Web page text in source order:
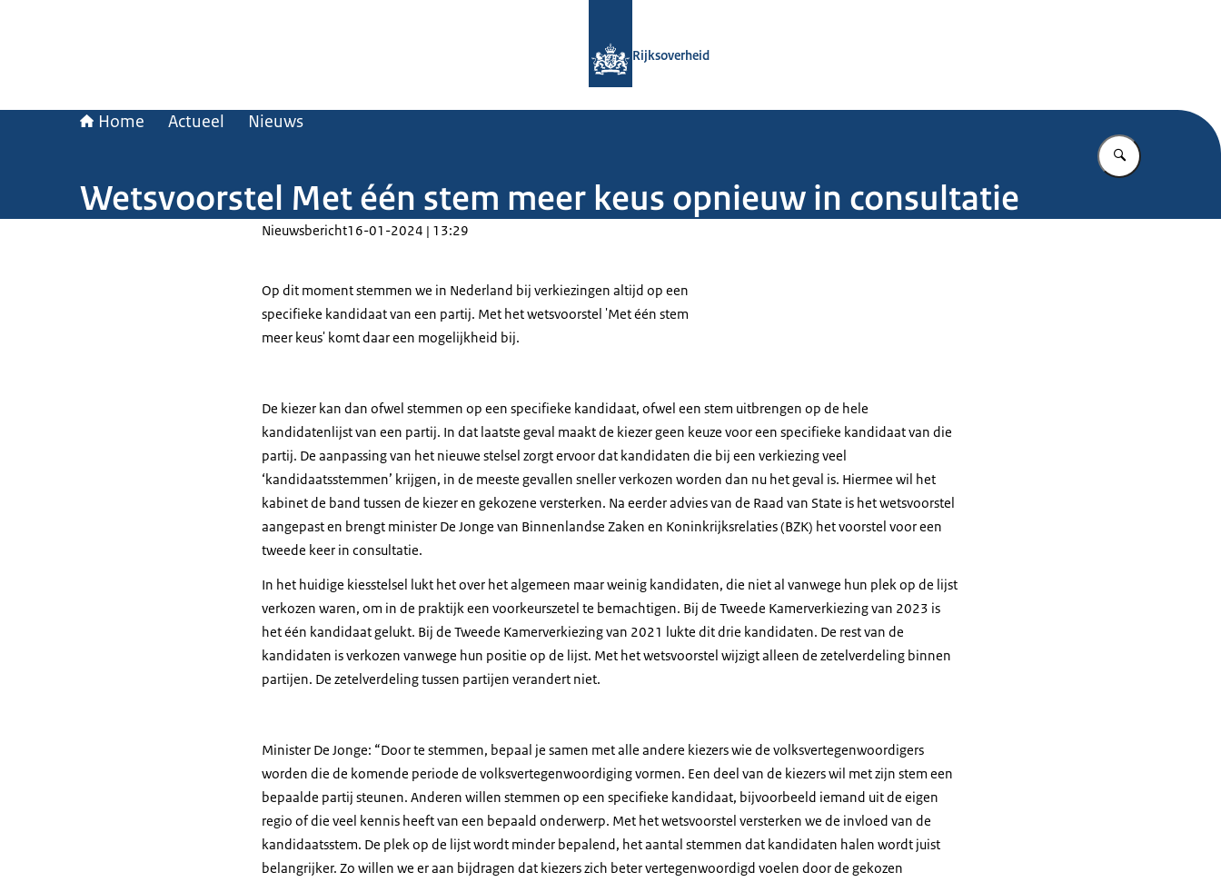
Rijksoverheid
Home Actueel Nieuws
Vul in wat u
Wetsvoorstel Met één stem meer keus opnieuw in consultatie
Nieuwsbericht16-01-2024 | 13:29
Op dit moment stemmen we in Nederland bij verkiezingen altijd op een
specifieke kandidaat van een partij. Met het wetsvoorstel 'Met één stem
meer keus' komt daar een mogelijkheid bij.
De kiezer kan dan ofwel stemmen op een specifieke kandidaat, ofwel een stem uitbrengen op de hele
kandidatenlijst van een partij. In dat laatste geval maakt de kiezer geen keuze voor een specifieke kandidaat van die
partij. De aanpassing van het nieuwe stelsel zorgt ervoor dat kandidaten die bij een verkiezing veel
‘kandidaatsstemmen’ krijgen, in de meeste gevallen sneller verkozen worden dan nu het geval is. Hiermee wil het
kabinet de band tussen de kiezer en gekozene versterken. Na eerder advies van de Raad van State is het wetsvoorstel
aangepast en brengt minister De Jonge van Binnenlandse Zaken en Koninkrijksrelaties (BZK) het voorstel voor een
tweede keer in consultatie.
In het huidige kiesstelsel lukt het over het algemeen maar weinig kandidaten, die niet al vanwege hun plek op de lijst
verkozen waren, om in de praktijk een voorkeurszetel te bemachtigen. Bij de Tweede Kamerverkiezing van 2023 is
het één kandidaat gelukt. Bij de Tweede Kamerverkiezing van 2021 lukte dit drie kandidaten. De rest van de
kandidaten is verkozen vanwege hun positie op de lijst. Met het wetsvoorstel wijzigt alleen de zetelverdeling binnen
partijen. De zetelverdeling tussen partijen verandert niet.
Minister De Jonge: “Door te stemmen, bepaal je samen met alle andere kiezers wie de volksvertegenwoordigers
worden die de komende periode de volksvertegenwoordiging vormen. Een deel van de kiezers wil met zijn stem een
bepaalde partij steunen. Anderen willen stemmen op een specifieke kandidaat, bijvoorbeeld iemand uit de eigen
regio of die veel kennis heeft van een bepaald onderwerp. Met het wetsvoorstel versterken we de invloed van de
kandidaatsstem. De plek op de lijst wordt minder bepalend, het aantal stemmen dat kandidaten halen wordt juist
belangrijker. Zo willen we er aan bijdragen dat kiezers zich beter vertegenwoordigd voelen door de gekozen